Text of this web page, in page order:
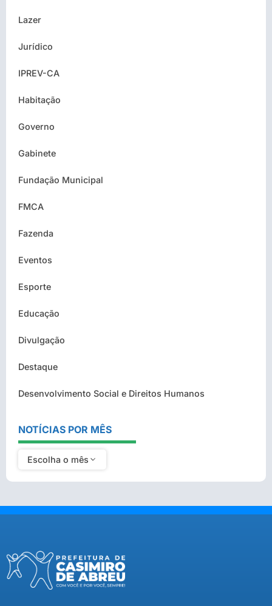
Lazer
Jurídico
IPREV-CA
Habitação
Governo
Gabinete
Fundação Municipal
FMCA
Fazenda
Eventos
Esporte
Educação
Divulgação
Destaque
Desenvolvimento Social e Direitos Humanos
NOTÍCIAS POR MÊS
Escolha o mês